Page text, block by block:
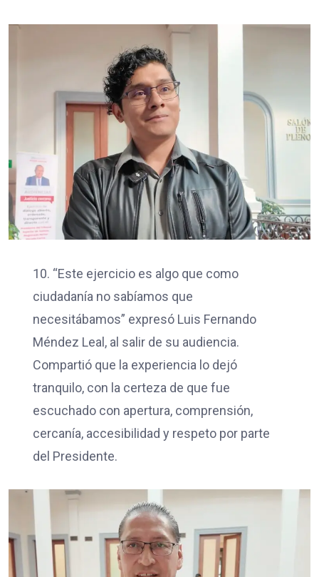
10. “Este ejercicio es algo que como
ciudadanía no sabíamos que
necesitábamos” expresó Luis Fernando
Méndez Leal, al salir de su audiencia.
Compartió que la experiencia lo dejó
tranquilo, con la certeza de que fue
escuchado con apertura, comprensión,
cercanía, accesibilidad y respeto por parte
del Presidente.